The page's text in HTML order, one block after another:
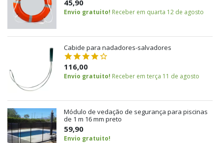
45,90
Envio gratuito! Receber em quarta 12 de agosto
Cabide para nadadores-salvadores
116,00
Envio gratuito! Receber em terça 11 de agosto
Módulo de vedação de segurança para piscinas
de 1 m 16 mm preto
59,90
Envio gratuito!